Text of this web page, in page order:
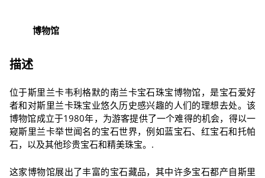
博物馆
描述
位于斯里兰卡韦利格默的南兰卡宝石珠宝博物馆，是宝石爱好
者和对斯里兰卡珠宝业悠久历史感兴趣的人们的理想去处。该
博物馆成立于1980年，为游客提供了一个难得的机会，得以一
窥斯里兰卡举世闻名的宝石世界，例如蓝宝石、红宝石和托帕
石，以及其他珍贵宝石和精美珠宝。.
这家博物馆展出了丰富的宝石藏品，其中许多宝石都产自斯里